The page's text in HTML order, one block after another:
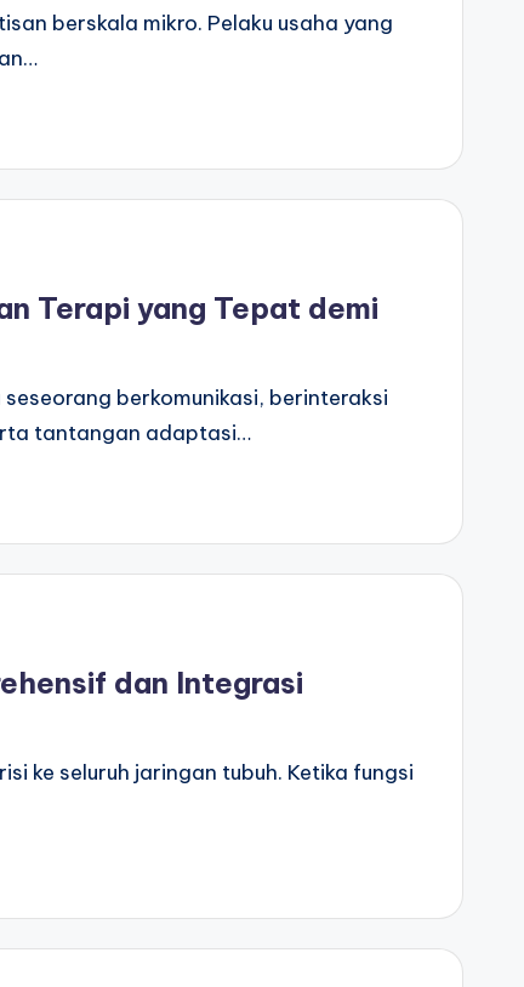
berskala mikro. Pelaku usaha yang
Terapi yang Tepat demi
berkomunikasi, berinteraksi
tantangan adaptasi…
dan Integrasi
ke seluruh jaringan tubuh. Ketika fungsi